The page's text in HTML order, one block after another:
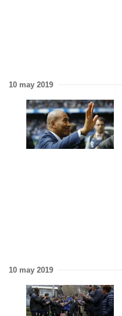
10 may 2019
10 may 2019